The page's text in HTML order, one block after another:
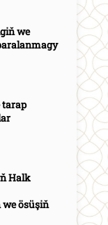
we
tarap
Halk
ösüşiň